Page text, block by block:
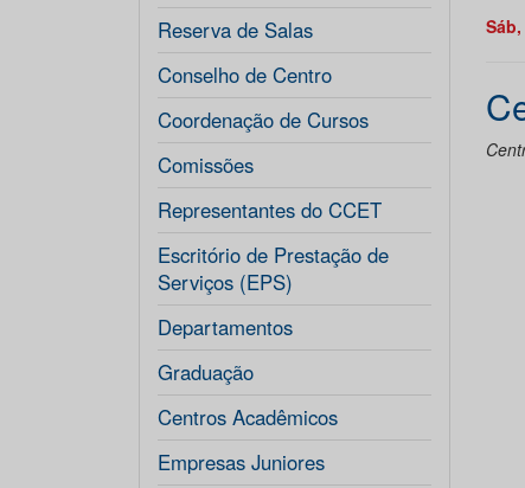
Reserva de Salas
Conselho de Centro
Coordenação de Cursos
Comissões
Representantes do CCET
Escritório de Prestação de
Serviços (EPS)
Departamentos
Graduação
Centros Acadêmicos
Empresas Juniores